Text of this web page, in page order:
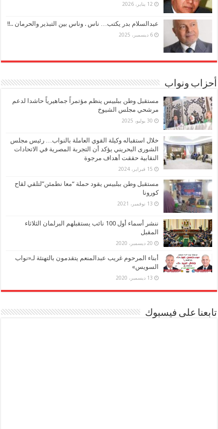
12 يناير، 2026
عبدالسلام بدر يكتب… ناس . وناس بين التبذير والحرمان ..!!
6 ديسمبر، 2025
أحزاب ونواب
مستقبل وطن ببلبيس ينظم مؤتمراً جماهيرياً حاشدا لدعم
مرشحي مجلس الشيوخ
30 يوليو، 2025
خلال استقباله وكيلة القوي العاملة بالنواب… رئيس مجلس
الشورى البحريني يؤكد أن التجربة المصرية في الاتحادات
النقابية حققت أهداف مرجوة
15 فبراير، 2024
مستقبل وطن ببلبيس يقود حملة “معا نطمئن”لتلقي لقاح
كورونا
13 نوفمبر، 2021
ننشر أسماء أول 100 نائب يستقبلهم البرلمان الثلاثاء
المقبل
20 ديسمبر، 2020
أبناء المرحوم غريب عبدالمنعم يتقدمون بالتهنئة لـ«نواب
السويس»
13 ديسمبر، 2020
تابعنا على فيسبوك